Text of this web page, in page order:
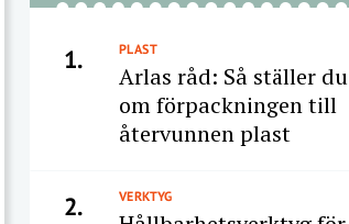
1. PLAST
Arlas råd: Så ställer du
om förpackningen till
återvunnen plast
2. VERKTYG